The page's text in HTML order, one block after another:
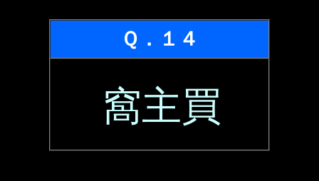
Ｑ．１４
窩主買